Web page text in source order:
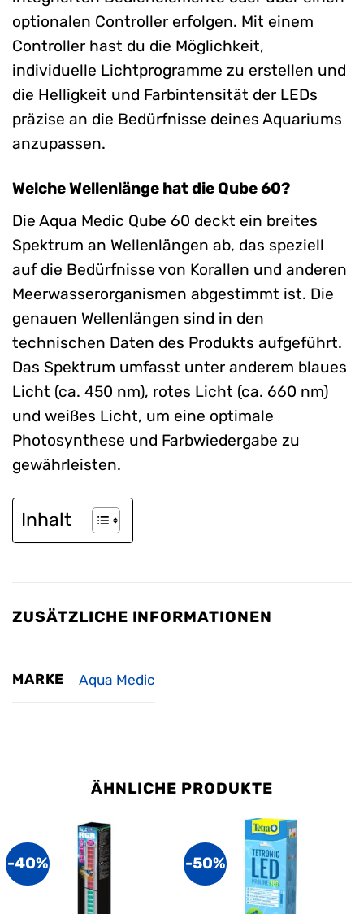
optionalen Controller erfolgen. Mit einem
Controller hast du die Möglichkeit,
individuelle Lichtprogramme zu erstellen und
die Helligkeit und Farbintensität der LEDs
präzise an die Bedürfnisse deines Aquariums
anzupassen.
Welche Wellenlänge hat die Qube 60?
Die Aqua Medic Qube 60 deckt ein breites
Spektrum an Wellenlängen ab, das speziell
auf die Bedürfnisse von Korallen und anderen
Meerwasserorganismen abgestimmt ist. Die
genauen Wellenlängen sind in den
technischen Daten des Produkts aufgeführt.
Das Spektrum umfasst unter anderem blaues
Licht (ca. 450 nm), rotes Licht (ca. 660 nm)
und weißes Licht, um eine optimale
Photosynthese und Farbwiedergabe zu
gewährleisten.
Inhalt
ZUSÄTZLICHE INFORMATIONEN
MARKE Aqua Medic
ÄHNLICHE PRODUKTE
-40% -50%